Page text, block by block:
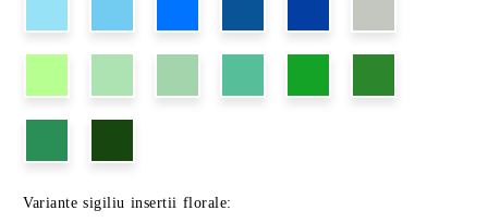
Variante sigiliu insertii florale: